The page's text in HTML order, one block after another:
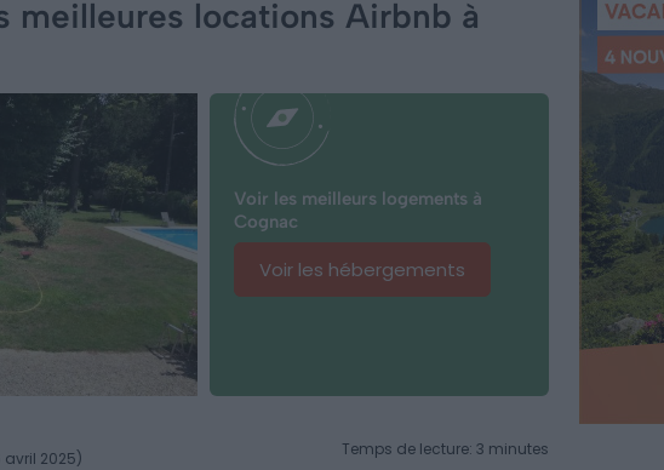
meilleures locations Airbnb à
Voir les meilleurs logements à
Cognac
Voir les hébergements
avril 2025) Temps de lecture: 3 minutes